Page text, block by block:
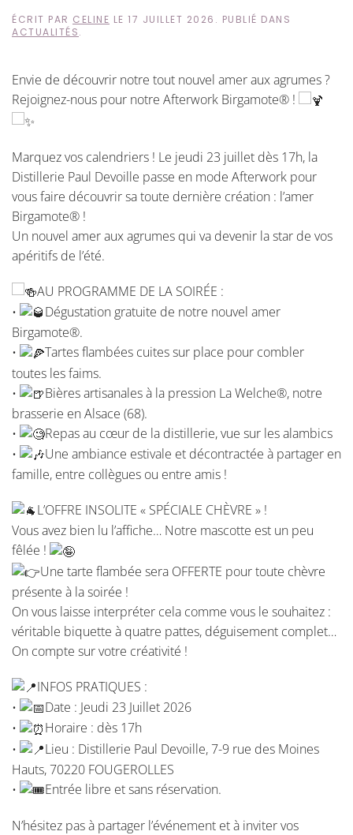
ÉCRIT PAR CELINE LE 17 JUILLET 2026 . PUBLIÉ DANS
ACTUALITÉS.
Envie de découvrir notre tout nouvel amer aux agrumes ?
Rejoignez-nous pour notre Afterwork Birgamote® !
Marquez vos calendriers ! Le jeudi 23 juillet dès 17h, la
Distillerie Paul Devoille passe en mode Afterwork pour
vous faire découvrir sa toute dernière création : l’amer
Birgamote® !
Un nouvel amer aux agrumes qui va devenir la star de vos
apéritifs de l’été.
AU PROGRAMME DE LA SOIRÉE :
•
Dégustation gratuite de notre nouvel amer
Birgamote®.
•
Tartes flambées cuites sur place pour combler
toutes les faims.
•
Bières artisanales à la pression La Welche®, notre
brasserie en Alsace (68).
•
Repas au cœur de la distillerie, vue sur les alambics
•
Une ambiance estivale et décontractée à partager en
famille, entre collègues ou entre amis !
L’OFFRE INSOLITE « SPÉCIALE CHÈVRE » !
Vous avez bien lu l’affiche… Notre mascotte est un peu
fêlée !
Une tarte flambée sera OFFERTE pour toute chèvre
présente à la soirée !
On vous laisse interpréter cela comme vous le souhaitez :
véritable biquette à quatre pattes, déguisement complet…
On compte sur votre créativité !
INFOS PRATIQUES :
•
Date : Jeudi 23 Juillet 2026
•
Horaire : dès 17h
•
Lieu : Distillerie Paul Devoille, 7-9 rue des Moines
Hauts, 70220 FOUGEROLLES
•
Entrée libre et sans réservation.
N’hésitez pas à partager l’événement et à inviter vos